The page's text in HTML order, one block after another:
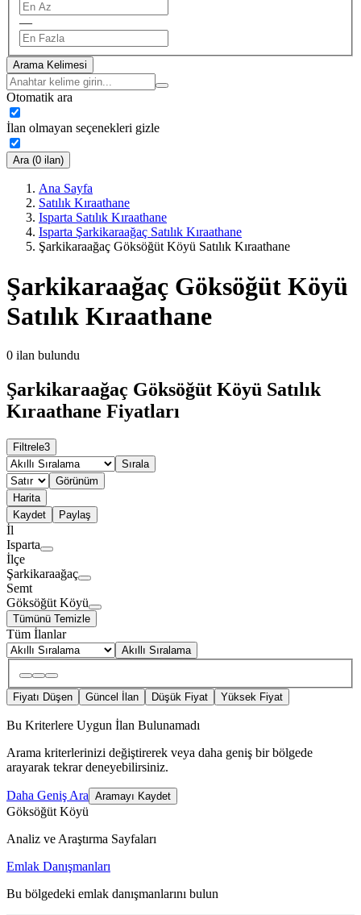
—
Arama Kelimesi
Otomatik ara
İlan olmayan seçenekleri gizle
Ara (0 ilan)
Ana Sayfa
Satılık Kıraathane
Isparta Satılık Kıraathane
Isparta Şarkikaraağaç Satılık Kıraathane
Şarkikaraağaç Göksöğüt Köyü Satılık Kıraathane
Şarkikaraağaç Göksöğüt Köyü
Satılık Kıraathane
0 ilan bulundu
Şarkikaraağaç Göksöğüt Köyü Satılık
Kıraathane Fiyatları
Filtrele3
Sırala
Görünüm
Harita
Kaydet
Paylaş
İl
Isparta
İlçe
Şarkikaraağaç
Semt
Göksöğüt Köyü
Tümünü Temizle
Tüm İlanlar
Akıllı Sıralama
Fiyatı Düşen Güncel İlan Düşük Fiyat Yüksek Fiyat
Bu Kriterlere Uygun İlan Bulunamadı
Arama kriterlerinizi değiştirerek veya daha geniş bir bölgede
arayarak tekrar deneyebilirsiniz.
Daha Geniş Ara Aramayı Kaydet
Göksöğüt Köyü
Analiz ve Araştırma Sayfaları
Emlak Danışmanları
Bu bölgedeki emlak danışmanlarını bulun